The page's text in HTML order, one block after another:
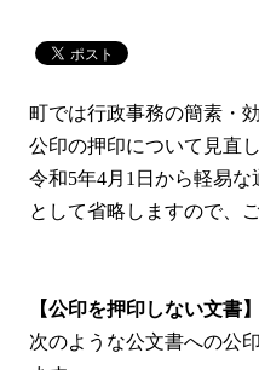
町では行政事務の簡素・
公印の押印について見直
令和5年4月1日から軽易
として省略しますので、
【公印を押印しない文書】
次のような公文書への公